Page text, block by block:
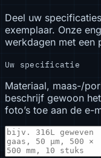
Deel uw
exemplaar. Onze
werkdagen met een
Uw specificatie
Materiaal, maas-/
beschrijf gewoon
foto’s toe aan de e-